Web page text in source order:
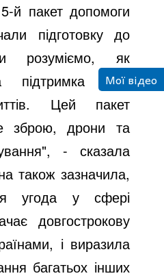
й пакет допомоги
підготовку до
розуміємо, як
підтримка для
Цей пакет
зброю, дрони та
- сказала
також зазначила,
угода у сфері
довгострокову
і виразила
багатьох інших
Мої відео